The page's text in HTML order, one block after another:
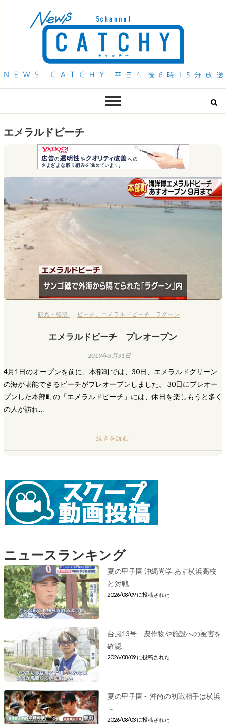
QAB NEWS Headline
エメラルドビーチ
観光・経済 ビーチ エメラルドビーチ ラグーン
エメラルドビーチ プレオープン
2019年3月31日
4月1日のオープンを前に、本部町では、30日、エメラルドグリーン
の海が堪能できるビーチがプレオープンしました。 30日にプレオー
プンした本部町の「エメラルドビーチ」には、休日を楽しもうと多く
の人が訪れ…
続きを読む
ニュースランキング
夏の甲子園 沖縄尚学 あす横浜高校
と対戦
2026/08/09 に投稿された
台風13号 農作物や施設への被害を
確認
2026/08/09 に投稿された
夏の甲子園～沖尚の初戦相手は横浜
～
2026/08/03 に投稿された